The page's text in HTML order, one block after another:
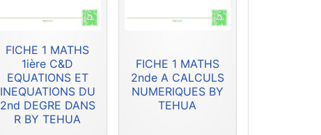
FICHE 1 MATHS
1ière C&D
EQUATIONS ET
INEQUATIONS DU
2nd DEGRE DANS
R BY TEHUA
FICHE 1 MATHS
2nde A CALCULS
NUMERIQUES BY
TEHUA